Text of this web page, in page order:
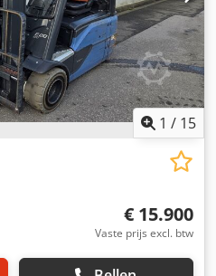
1 / 15
€ 15.900
Vaste prijs excl. btw